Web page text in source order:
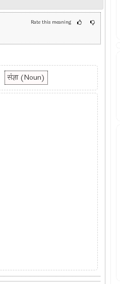
Rate this meaning
संज्ञा (Noun)